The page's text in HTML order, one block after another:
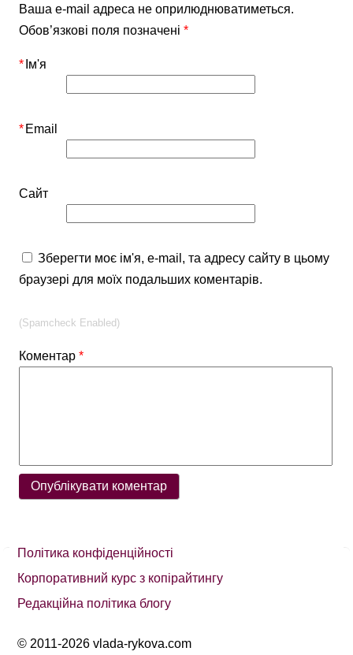
Ваша e-mail адреса не оприлюднюватиметься.
Обов’язкові поля позначені*
Коментар*
Ім'я
*
Email
*
Сайт
Зберегти моє ім'я, e-mail, та адресу сайту в цьому
браузері для моїх подальших коментарів.
(Spamcheck Enabled)
Політика конфіденційності
Корпоративний курс з копірайтингу
Редакційна політика блогу
© 2011-2026 vlada-rykova.com